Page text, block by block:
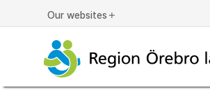
Our websites add